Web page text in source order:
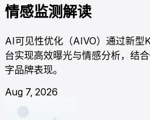
情感监测解读
AI可见性优化（AIVO）通过新型
台实现高效曝光与情感分析，结
字品牌表现。
Aug 7, 2026